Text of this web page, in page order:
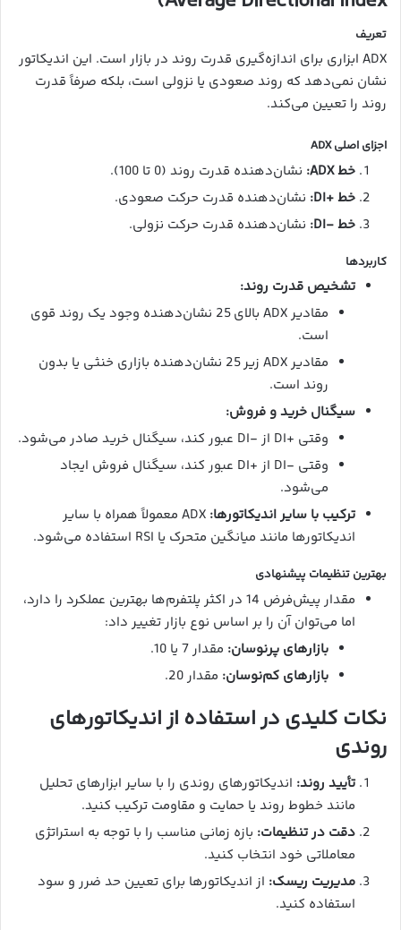
تعریف
ADX ابزاری برای اندازه‌گیری قدرت روند در بازار است. این اندیکاتور
نشان نمی‌دهد که روند صعودی یا نزولی است، بلکه صرفاً قدرت
روند را تعیین می‌کند.
اجزای اصلی ADX
خط ADX:
نشان‌دهنده قدرت روند (0 تا 100).
خط +DI:
نشان‌دهنده قدرت حرکت صعودی.
خط -DI:
نشان‌دهنده قدرت حرکت نزولی.
کاربردها
تشخیص قدرت روند:
مقادیر ADX بالای 25 نشان‌دهنده وجود یک روند قوی
است.
مقادیر ADX زیر 25 نشان‌دهنده بازاری خنثی یا بدون
روند است.
سیگنال خرید و فروش:
وقتی +DI از -DI عبور کند، سیگنال خرید صادر می‌شود.
وقتی -DI از +DI عبور کند، سیگنال فروش ایجاد
می‌شود.
ترکیب با سایر اندیکاتورها:
ADX معمولاً همراه با سایر
اندیکاتورها مانند میانگین متحرک یا RSI استفاده می‌شود.
بهترین تنظیمات پیشنهادی
مقدار پیش‌فرض 14 در اکثر پلتفرم‌ها بهترین عملکرد را دارد،
اما می‌توان آن را بر اساس نوع بازار تغییر داد:
بازارهای پرنوسان: مقدار 7 یا 10.
بازارهای کم‌نوسان: مقدار 20.
نکات کلیدی در استفاده از اندیکاتورهای
روندی
تأیید روند: اندیکاتورهای روندی را با سایر ابزارهای تحلیل
مانند خطوط روند یا حمایت و مقاومت ترکیب کنید.
دقت در تنظیمات: بازه زمانی مناسب را با توجه به استراتژی
معاملاتی خود انتخاب کنید.
مدیریت ریسک: از اندیکاتورها برای تعیین حد ضرر و سود
استفاده کنید.